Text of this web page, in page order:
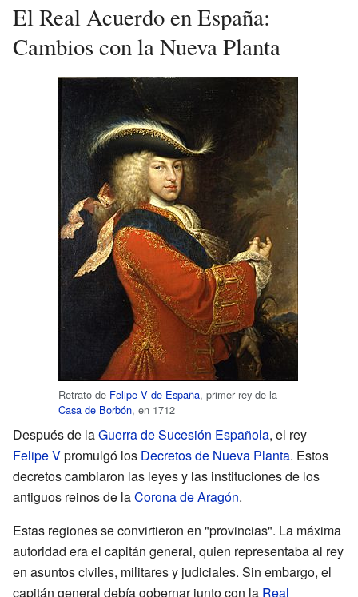
El Real Acuerdo en España:
Cambios con la Nueva Planta
Retrato de Felipe V de España, primer rey de la
Casa de Borbón, en 1712
Después de laGuerra de Sucesión Española, el rey
Felipe Vpromulgó los Decretos de Nueva Planta. Estos
decretos cambiaron las leyes y las instituciones de los
antiguos reinos de laCorona de Aragón.
Estas regiones se convirtieron en "provincias". La máxima
autoridad era el capitán general, quien representaba al rey
en asuntos civiles, militares y judiciales. Sin embargo, el
capitán general debía gobernar junto con la Real